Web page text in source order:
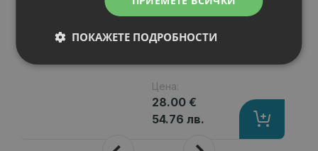
Цена:
28.00 €
54.76 лв.
ПОКАЖЕТЕ ПОДРОБНОСТИ